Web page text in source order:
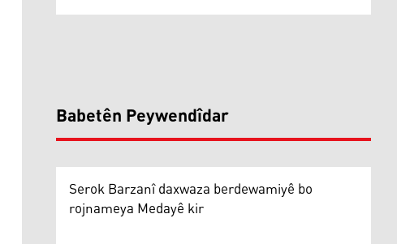
Babetên Peywendîdar
Serok Barzanî daxwaza berdewamiyê bo
rojnameya Medayê kir